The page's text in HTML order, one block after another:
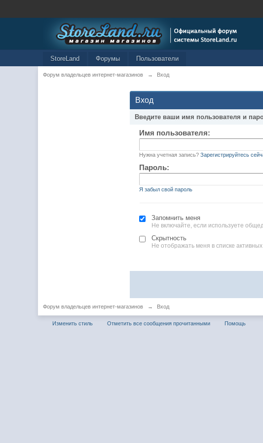
StoreLand Форумы Пользователи
Форум владельцев интернет-магазинов → Вход
Вход
Введите ваши имя пользователя и
Имя пользователя:
Нужна учетная запись? Зарегистрируйтесь
Пароль:
Я забыл свой пароль
Запомнить меня
Не включайте, если используете
Скрытность
Не отображать меня в списке
Форум владельцев интернет-магазинов → Вход
Изменить стиль Отметить все сообщения прочитанными Помощь